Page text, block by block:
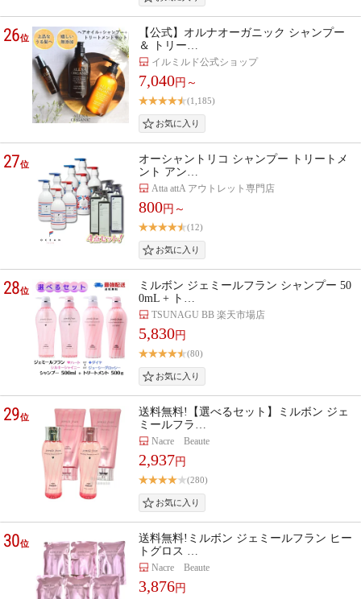
26位
【公式】オルナオーガニック シャンプー
＆ トリー…
イルミルド公式ショップ
7,040円～
(1,185)
27位
オーシャントリコ シャンプー トリートメ
ント アン…
Atta attA アウトレット専門店
800円～
(12)
28位
ミルボン ジェミールフラン シャンプー 50
0mL + ト…
TSUNAGU BB 楽天市場店
5,830円
(80)
29位
送料無料!【選べるセット】ミルボン ジェ
ミールフラ…
Nacre Beaute
2,937円
(280)
30位
送料無料!ミルボン ジェミールフラン ヒー
トグロス …
Nacre Beaute
3,876円